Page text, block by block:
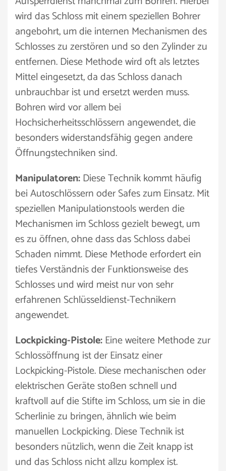
wird das Schloss mit einem speziellen Bohrer
angebohrt, um die internen Mechanismen des
Schlosses zu zerstören und so den Zylinder zu
entfernen. Diese Methode wird oft als letztes
Mittel eingesetzt, da das Schloss danach
unbrauchbar ist und ersetzt werden muss.
Bohren wird vor allem bei
Hochsicherheitsschlössern angewendet, die
besonders widerstandsfähig gegen andere
Öffnungstechniken sind.
Manipulatoren: Diese Technik kommt häufig
bei Autoschlössern oder Safes zum Einsatz. Mit
speziellen Manipulationstools werden die
Mechanismen im Schloss gezielt bewegt, um
es zu öffnen, ohne dass das Schloss dabei
Schaden nimmt. Diese Methode erfordert ein
tiefes Verständnis der Funktionsweise des
Schlosses und wird meist nur von sehr
erfahrenen Schlüsseldienst-Technikern
angewendet.
Lockpicking-Pistole: Eine weitere Methode zur
Schlossöffnung ist der Einsatz einer
Lockpicking-Pistole. Diese mechanischen oder
elektrischen Geräte stoßen schnell und
kraftvoll auf die Stifte im Schloss, um sie in die
Scherlinie zu bringen, ähnlich wie beim
manuellen Lockpicking. Diese Technik ist
besonders nützlich, wenn die Zeit knapp ist
und das Schloss nicht allzu komplex ist.